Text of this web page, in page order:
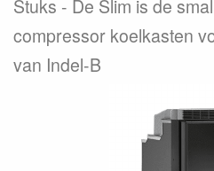
Stuks
De Slim is de
compressor koelkasten
van Indel-B